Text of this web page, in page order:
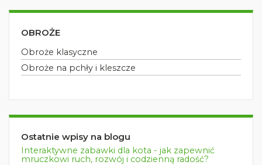
OBROŻE
Obroże klasyczne
Obroże na pchły i kleszcze
Ostatnie wpisy na blogu
Interaktywne zabawki dla kota - jak zapewnić
mruczkowi ruch, rozwój i codzienną radość?